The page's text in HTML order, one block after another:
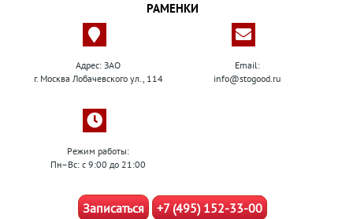
РАМЕНКИ
Адрес: ЗАО
г. Москва Лобачевского ул., 114
Email:
info@stogood.ru
Режим работы:
Пн–Вс: с 9:00 до 21:00
Записаться +7 (495) 152-33-00